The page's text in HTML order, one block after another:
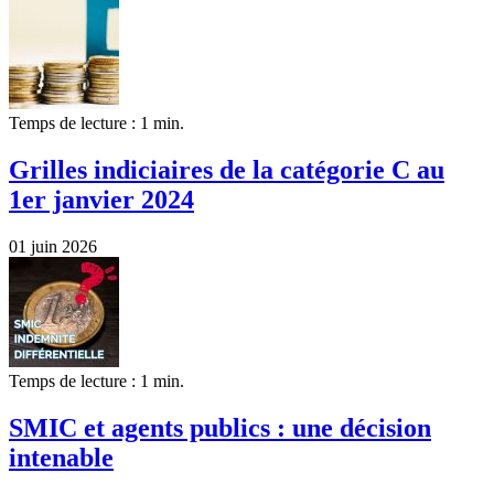
Temps de lecture : 1 min.
Grilles indiciaires de la catégorie C au
1er janvier 2024
01 juin 2026
Temps de lecture : 1 min.
SMIC et agents publics : une décision
intenable